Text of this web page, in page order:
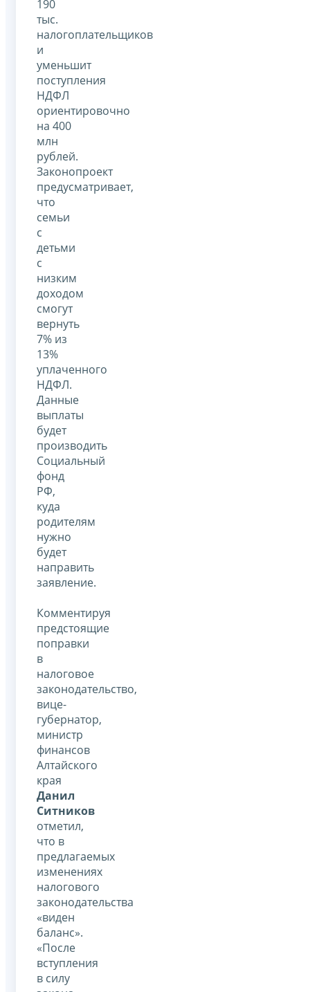
190
тыс.
налогоплательщиков
и
уменьшит
поступления
НДФЛ
ориентировочно
на 400
млн
рублей.
Законопроект
предусматривает,
что
семьи
с
детьми
с
низким
доходом
смогут
вернуть
7% из
13%
уплаченного
НДФЛ.
Данные
выплаты
будет
производить
Социальный
фонд
РФ,
куда
родителям
нужно
будет
направить
заявление.
Комментируя
предстоящие
поправки
в
налоговое
законодательство,
вице-
губернатор,
министр
финансов
Алтайского
края
Данил
Ситников
отметил,
что в
предлагаемых
изменениях
налогового
законодательства
«виден
баланс».
«После
вступления
в силу